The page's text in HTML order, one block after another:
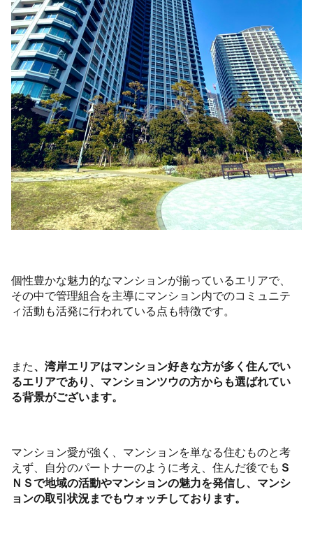
個性豊かな魅力的なマンションが揃っているエリアで、
その中で管理組合を主導にマンション内でのコミュニテ
ィ活動も活発に行われている点も特徴です。
また、湾岸エリアはマンション好きな方が多く住んでい
るエリアであり、マンションツウの方からも選ばれてい
る背景がございます。
マンション愛が強く、マンションを単なる住むものと考
えず、自分のパートナーのように考え、住んだ後でも Ｓ
ＮＳで地域の活動やマンションの魅力を発信し、マンシ
ョンの取引状況までもウォッチしております。